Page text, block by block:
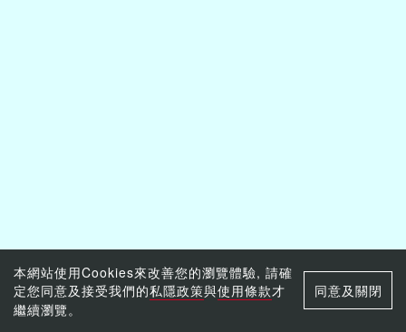
本網站使用Cookies來改善您的瀏覽體驗, 請確
定您同意及接受我們的私隱政策與使用條款才
繼續瀏覽。
同意及關閉